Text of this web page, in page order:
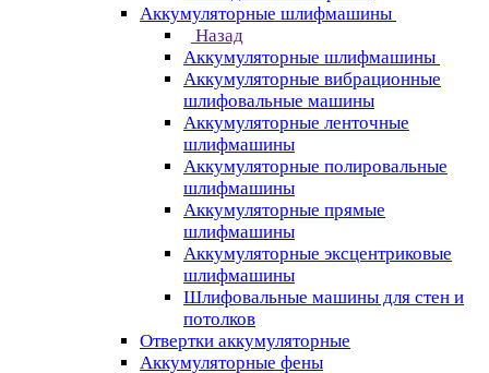
Аккумуляторные шлифмашины
Назад
Аккумуляторные шлифмашины
Аккумуляторные вибрационные
шлифовальные машины
Аккумуляторные ленточные
шлифмашины
Аккумуляторные полировальные
шлифмашины
Аккумуляторные прямые
шлифмашины
Аккумуляторные эксцентриковые
шлифмашины
Шлифовальные машины для стен и
потолков
Отвертки аккумуляторные
Аккумуляторные фены